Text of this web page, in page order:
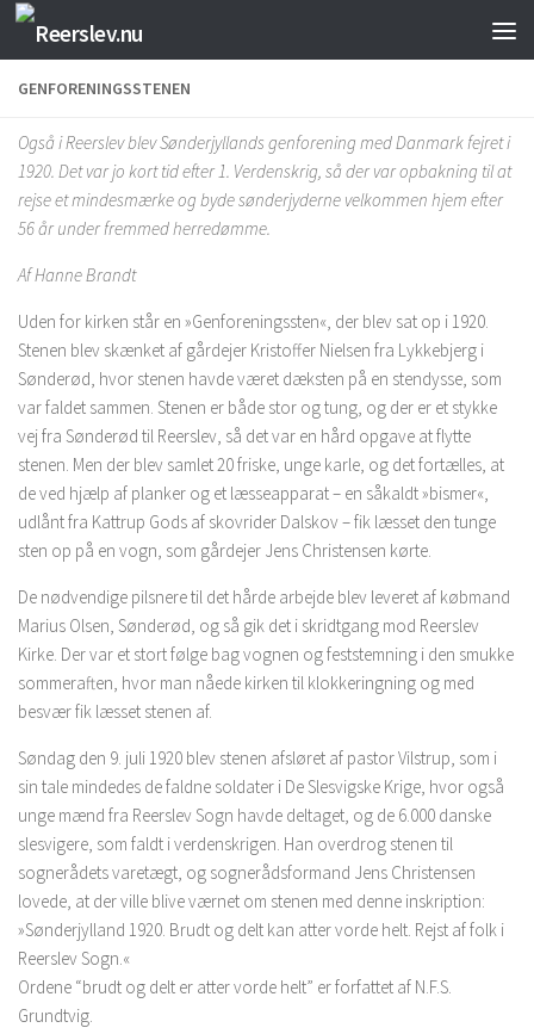
Skip to content
GENFORENINGSSTENEN
Også i Reerslev blev Sønderjyllands genforening med Danmark fejret i
1920. Det var jo kort tid efter 1. Verdenskrig, så der var opbakning til at
rejse et mindesmærke og byde sønderjyderne velkommen hjem efter
56 år under fremmed herredømme.
Af Hanne Brandt
Uden for kirken står en »Genforeningssten«, der blev sat op i 1920.
Stenen blev skænket af gårdejer Kristoffer Nielsen fra Lykkebjerg i
Sønderød, hvor stenen havde været dæksten på en stendysse, som
var faldet sammen. Stenen er både stor og tung, og der er et stykke
vej fra Sønderød til Reerslev, så det var en hård opgave at flytte
stenen. Men der blev samlet 20 friske, unge karle, og det fortælles, at
de ved hjælp af planker og et læsseapparat – en såkaldt »bismer«,
udlånt fra Kattrup Gods af skovrider Dalskov – fik læsset den tunge
sten op på en vogn, som gårdejer Jens Christensen kørte.
De nødvendige pilsnere til det hårde arbejde blev leveret af købmand
Marius Olsen, Sønderød, og så gik det i skridtgang mod Reerslev
Kirke. Der var et stort følge bag vognen og feststemning i den smukke
sommeraften, hvor man nåede kirken til klokkeringning og med
besvær fik læsset stenen af.
Søndag den 9. juli 1920 blev stenen afsløret af pastor Vilstrup, som i
sin tale mindedes de faldne soldater i De Slesvigske Krige, hvor også
unge mænd fra Reerslev Sogn havde deltaget, og de 6.000 danske
slesvigere, som faldt i verdenskrigen. Han overdrog stenen til
sognerådets varetægt, og sognerådsformand Jens Christensen
lovede, at der ville blive værnet om stenen med denne inskription:
»Sønderjylland 1920. Brudt og delt kan atter vorde helt. Rejst af folk i
Reerslev Sogn.«
Ordene “brudt og delt er atter vorde helt” er forfattet af N.F.S.
Grundtvig.